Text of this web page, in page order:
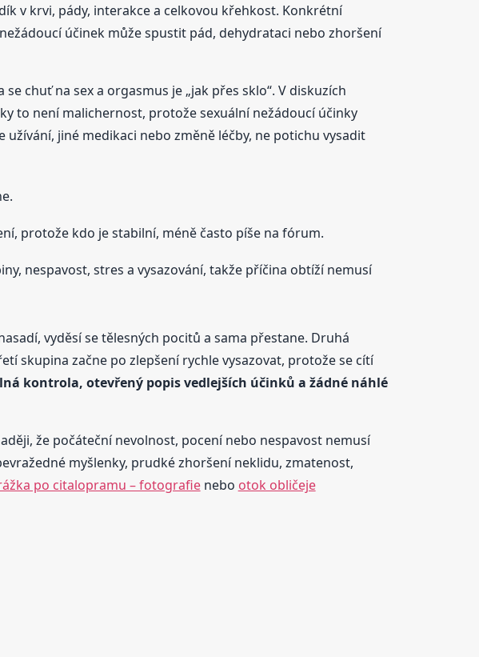
v krvi, pády, interakce a celkovou křehkost. Konkrétní
účinek může spustit pád, dehydrataci nebo zhoršení
chuť na sex a orgasmus je „jak přes sklo“. V diskuzích
to není malichernost, protože sexuální nežádoucí účinky
jiné medikaci nebo změně léčby, ne potichu vysadit
protože kdo je stabilní, méně často píše na fórum.
nespavost, stres a vysazování, takže příčina obtíží nemusí
vyděsí se tělesných pocitů a sama přestane. Druhá
skupina začne po zlepšení rychle vysazovat, protože se cítí
kontrola, otevřený popis vedlejších účinků a žádné náhlé
že počáteční nevolnost, pocení nebo nespavost nemusí
myšlenky, prudké zhoršení neklidu, zmatenost,
po citalopramu – fotografienebo otok obličeje